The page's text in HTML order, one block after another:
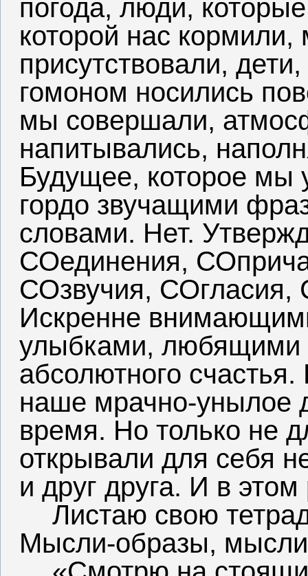
погода, люди,
которой нас
присутствовали,
гомоном носились
мы совершали,
напитывались,
Будущее, которое мы
гордо звучащими
словами. Нет.
СОединения,
СОзвучия, СОгласия,
Искренне
улыбками, любящими
абсолютного
наше мрачно-унылое
время. Но только не
открывали для себя
и друг друга. И в
Листаю свою
Мысли-образы,